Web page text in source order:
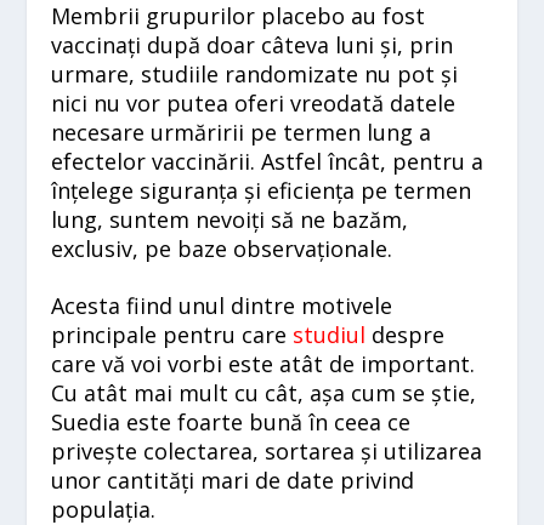
Membrii grupurilor placebo au fost
vaccinați după doar câteva luni și, prin
urmare, studiile randomizate nu pot și
nici nu vor putea oferi vreodată datele
necesare urmăririi pe termen lung a
efectelor vaccinării. Astfel încât, pentru a
înțelege siguranța și eficiența pe termen
lung, suntem nevoiți să ne bazăm,
exclusiv, pe baze observaționale.
Acesta fiind unul dintre motivele
principale pentru care studiul despre
care vă voi vorbi este atât de important.
Cu atât mai mult cu cât, așa cum se știe,
Suedia este foarte bună în ceea ce
privește colectarea, sortarea și utilizarea
unor cantități mari de date privind
populația.